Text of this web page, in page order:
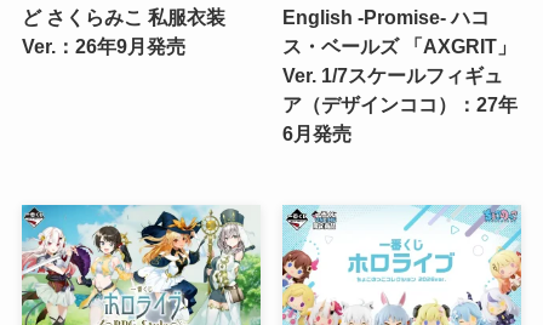
ど さくらみこ 私服衣装
Ver.：26年9月発売
English -Promise- ハコ
ス・ベールズ 「AXGRIT」
Ver. 1/7スケールフィギュ
ア（デザインココ）：27年
6月発売